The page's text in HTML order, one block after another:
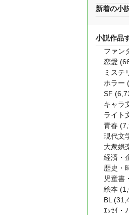
新着の小
小説作品
ファン
恋愛
ミステ
ホラー
SF
キャラ
ライト
青春
現代文
大衆娯
経済・
歴史・
児童書
絵本
BL
ｴｯｾｲ・